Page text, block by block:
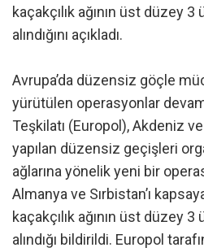
kaçakçılık ağının üst düzey
alındığını açıkladı.
Avrupa’da düzensiz göçle
yürütülen operasyonlar
Teşkilatı (Europol), Akdeniz
yapılan düzensiz geçişleri
ağlarına yönelik yeni bir
Almanya ve Sırbistan’ı
kaçakçılık ağının üst düzey
alındığı bildirildi. Europol